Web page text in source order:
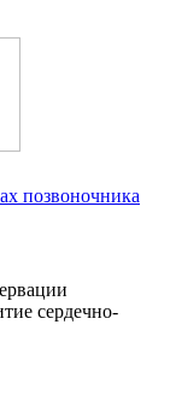
позвоночника
сердечно-